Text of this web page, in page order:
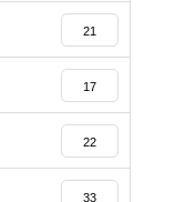
21
17
22
33